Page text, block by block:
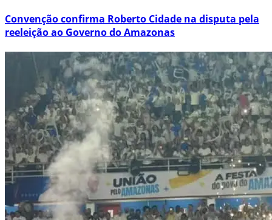
Convenção confirma Roberto Cidade na disputa pela
reeleição ao Governo do Amazonas